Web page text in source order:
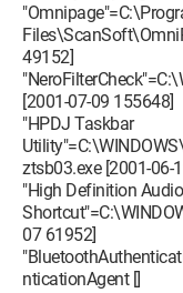
49152]
[2001-07-09 155648]
"HPDJ Taskbar
ztsb03.exe [2001-06-
"High Definition
07 61952]
nticationAgent []